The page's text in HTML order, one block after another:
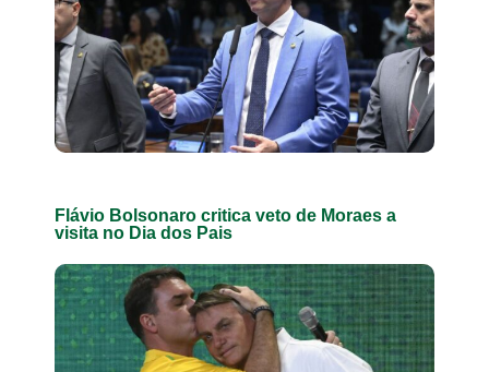
Flávio Bolsonaro critica veto de Moraes a
visita no Dia dos Pais